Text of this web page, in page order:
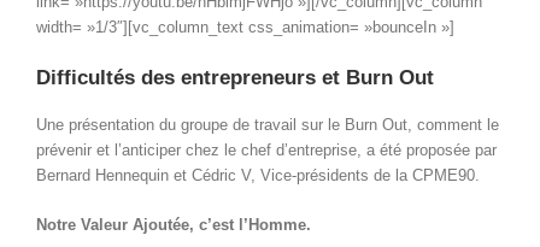
width= »1/3″][vc_column_text css_animation= »bounceIn »]
Difficultés des entrepreneurs et Burn Out
Une présentation du groupe de travail sur le Burn Out, comment le
prévenir et l’anticiper chez le chef d’entreprise, a été proposée par
Bernard Hennequin et Cédric V, Vice-présidents de la CPME90.
Notre Valeur Ajoutée, c’est l’Homme.